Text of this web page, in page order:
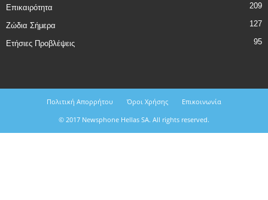
Επικαιρότητα 209
Ζώδια Σήμερα 127
Ετήσιες Προβλέψεις 95
Πολιτική Απορρήτου Όροι Χρήσης
Επικοινωνία
© 2017 Newsphone Hellas SA. All rights reserved.